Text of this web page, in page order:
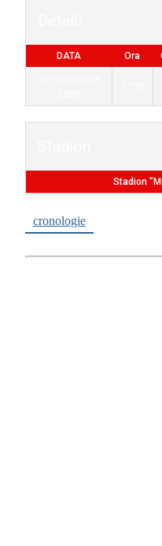
DATA Ora
Stadion
cronologie